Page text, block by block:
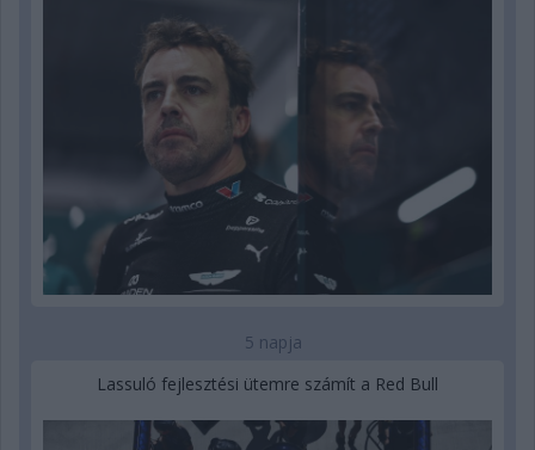
5 napja
Lassuló fejlesztési ütemre számít a Red Bull